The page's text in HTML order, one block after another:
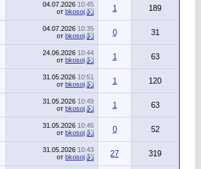
04.07.2026 10:45
от bkosoj 1 189
04.07.2026 10:35
от bkosoj 0 31
24.06.2026 10:44
от bkosoj 1 63
31.05.2026 10:51
от bkosoj 1 120
31.05.2026 10:49
от bkosoj 1 63
31.05.2026 10:45
от bkosoj 0 52
31.05.2026 10:43
от bkosoj 27 319